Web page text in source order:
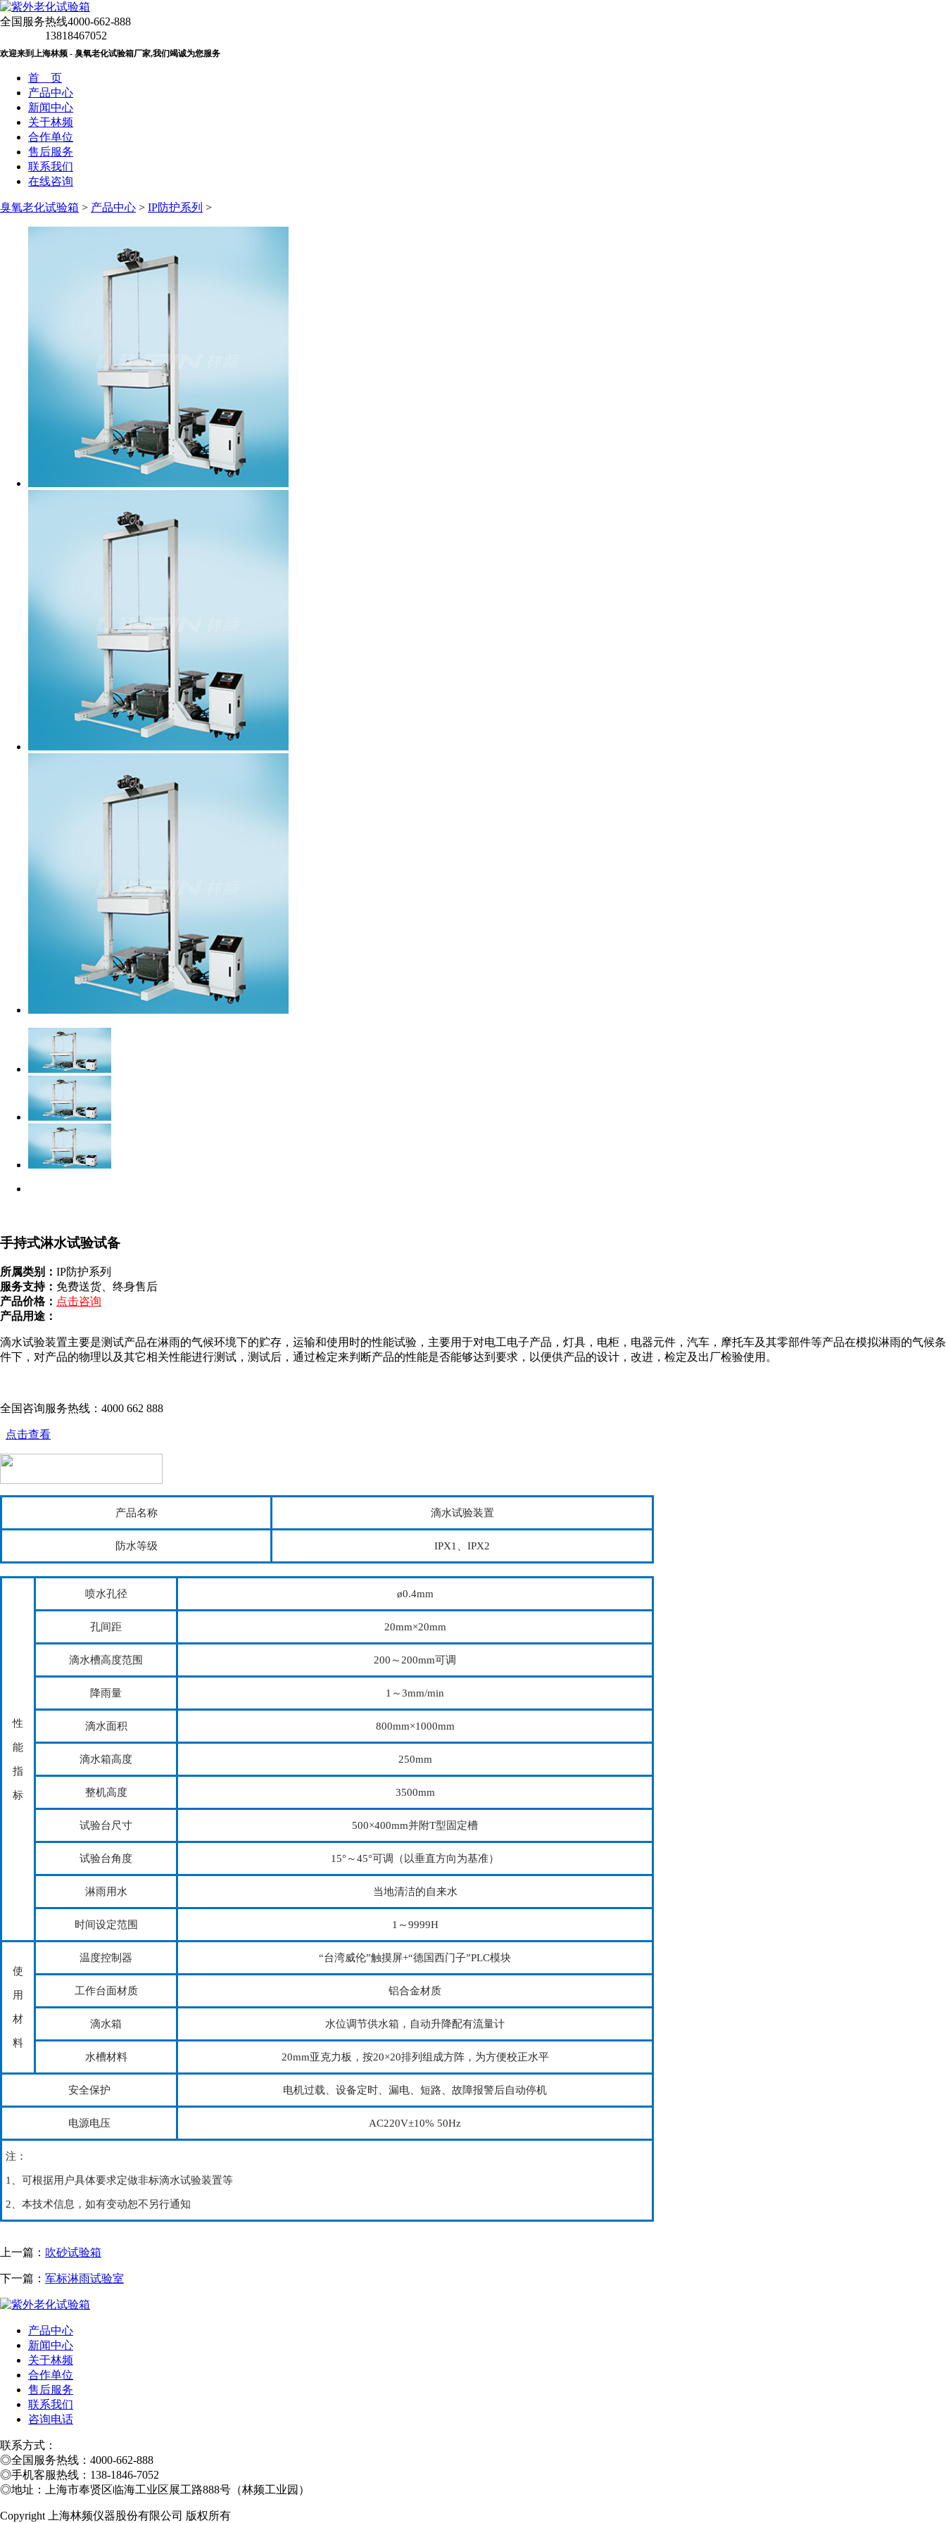
全国服务热线4000-662-888
13818467052
欢迎来到上海林频 - 臭氧老化试验箱厂家,我们竭诚为您服务
首 页
产品中心
新闻中心
关于林频
合作单位
售后服务
联系我们
在线咨询
臭氧老化试验箱 > 产品中心 > IP防护系列 >
手持式淋水试验试备
所属类别： IP防护系列
服务支持： 免费送货、终身售后
产品价格： 点击咨询
产品用途：
滴水试验装置主要是测试产品在淋雨的气候环境下的贮存，运输和使用时的性能试验，主要用于对电工电子产品，灯具，电柜，电器元件，汽车，摩托车及其零部件等产品在模拟淋雨的气候条
件下，对产品的物理以及其它相关性能进行测试，测试后，通过检定来判断产品的性能是否能够达到要求，以便供产品的设计，改进，检定及出厂检验使用。
全国咨询服务热线： 4000 662 888
点击查看
产品名称 滴水试验装置
防水等级 IPX1、IPX2
性
能
指
标
喷水孔径 ø0.4mm
孔间距 20mm×20mm
滴水槽高度范围 200～200mm可调
降雨量 1～3mm/min
滴水面积 800mm×1000mm
滴水箱高度 250mm
整机高度 3500mm
试验台尺寸 500×400mm并附T型固定槽
试验台角度 15°～45°可调（以垂直方向为基准）
淋雨用水 当地清洁的自来水
时间设定范围 1～9999H
使
用
材
料
温度控制器 “台湾威伦”触摸屏+“德国西门子”PLC模块
工作台面材质 铝合金材质
滴水箱 水位调节供水箱，自动升降配有流量计
水槽材料 20mm亚克力板，按20×20排列组成方阵，为方便校正水平
安全保护 电机过载、设备定时、漏电、短路、故障报警后自动停机
电源电压 AC220V±10% 50Hz
注：
1、可根据用户具体要求定做非标滴水试验装置等
2、本技术信息，如有变动恕不另行通知
上一篇： 吹砂试验箱
下一篇： 军标淋雨试验室
产品中心
新闻中心
关于林频
合作单位
售后服务
联系我们
咨询电话
联系方式：
◎全国服务热线：4000-662-888
◎手机客服热线：138-1846-7052
◎地址：上海市奉贤区临海工业区展工路888号（林频工业园）
Copyright 上海林频仪器股份有限公司 版权所有